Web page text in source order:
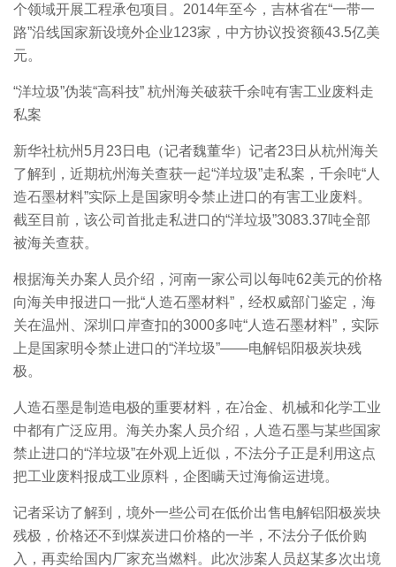
个领域开展工程承包项目。2014年至今，吉林省在“一带一
路”沿线国家新设境外企业123家，中方协议投资额43.5亿美
元。
“洋垃圾”伪装“高科技” 杭州海关破获千余吨有害工业废料走
私案
新华社杭州5月23日电（记者魏董华）记者23日从杭州海关
了解到，近期杭州海关查获一起“洋垃圾”走私案，千余吨“人
造石墨材料”实际上是国家明令禁止进口的有害工业废料。
截至目前，该公司首批走私进口的“洋垃圾”3083.37吨全部
被海关查获。
根据海关办案人员介绍，河南一家公司以每吨62美元的价格
向海关申报进口一批“人造石墨材料”，经权威部门鉴定，海
关在温州、深圳口岸查扣的3000多吨“人造石墨材料”，实际
上是国家明令禁止进口的“洋垃圾”——电解铝阳极炭块残
极。
人造石墨是制造电极的重要材料，在冶金、机械和化学工业
中都有广泛应用。海关办案人员介绍，人造石墨与某些国家
禁止进口的“洋垃圾”在外观上近似，不法分子正是利用这点
把工业废料报成工业原料，企图瞒天过海偷运进境。
记者采访了解到，境外一些公司在低价出售电解铝阳极炭块
残极，价格还不到煤炭进口价格的一半，不法分子低价购
入，再卖给国内厂家充当燃料。此次涉案人员赵某多次出境